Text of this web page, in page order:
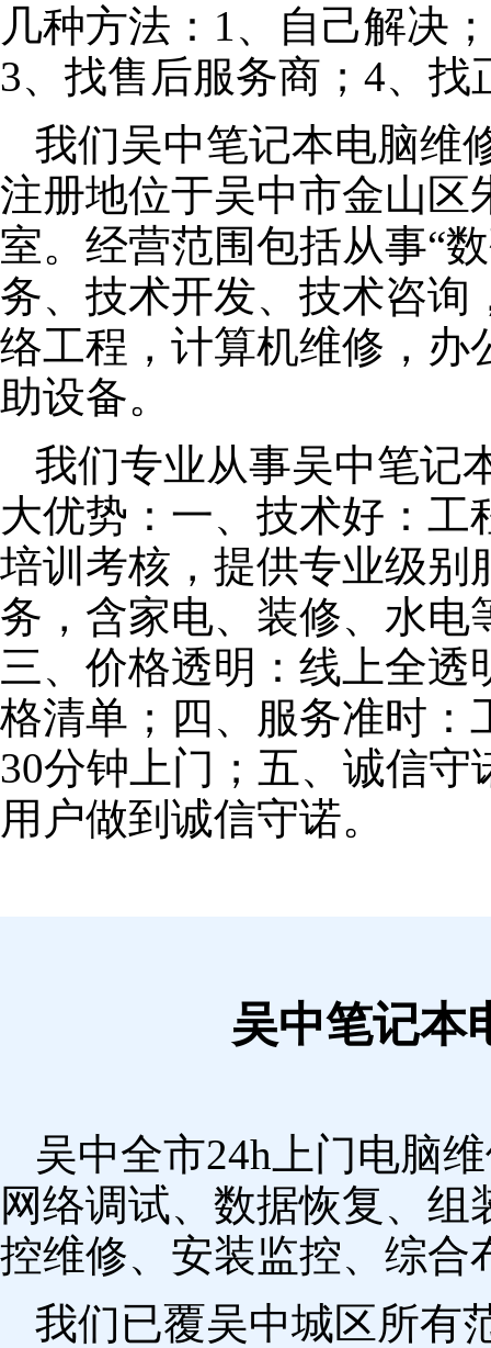
几种方法：1、自己解决
3、找售后服务商；4、找
我们吴中笔记本电脑维
注册地位于吴中市金山区
室。经营范围包括从事“
务、技术开发、技术咨询
络工程，计算机维修，办
助设备。
我们专业从事吴中笔记
大优势：一、技术好：
培训考核，提供专业级别
务，含家电、装修、水电
三、价格透明：线上全
格清单；四、服务准时：
30分钟上门；五、诚信
用户做到诚信守诺。
吴中笔记本
吴中全市24h上门电脑
网络调试、数据恢复、
控维修、安装监控、综合
我们已覆吴中城区所有